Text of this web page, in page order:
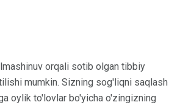
orqali sotib olgan tibbiy
mumkin. Sizning sog'liqni saqlash
oylik to'lovlar bo'yicha o'zingizning